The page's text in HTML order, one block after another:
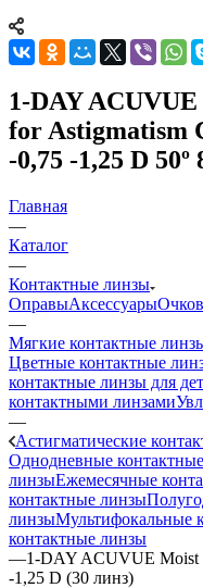
1-DAY
for Astigmatism
-0,75 -1,25 D 50º
Главная
—
Каталог
—
Контактные линзы
ОправыАксессуары
—
Мягкие контактные
Цветные контактные
контактные линзы для
контактными линзами
—
Астигматические
Однодневные
линзыЕжемесячные
контактные линзы
линзыМультифокальные
контактные линзы
—1-DAY ACUVUE Moist
-1,25 D (30 линз)